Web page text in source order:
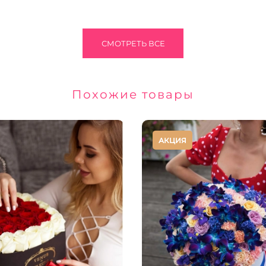
СМОТРЕТЬ ВСЕ
Похожие товары
АКЦИЯ